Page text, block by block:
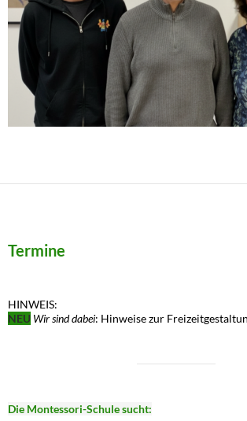
Termine
HINWEIS:
NEU Wir sind dabei: Hinweise zur
Die Montessori-Schule sucht: